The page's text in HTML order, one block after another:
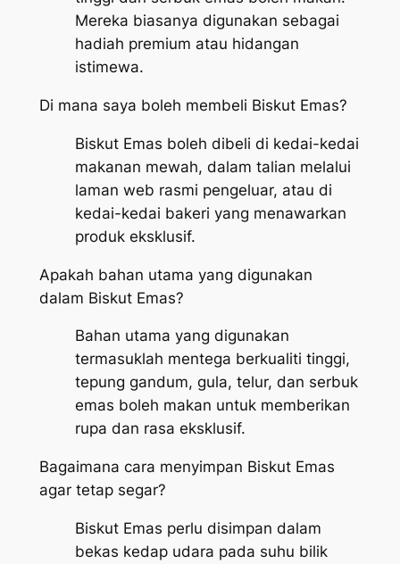
Mereka biasanya digunakan sebagai
hadiah premium atau hidangan
istimewa.
Di mana saya boleh membeli Biskut Emas?
Biskut Emas boleh dibeli di kedai-kedai
makanan mewah, dalam talian melalui
laman web rasmi pengeluar, atau di
kedai-kedai bakeri yang menawarkan
produk eksklusif.
Apakah bahan utama yang digunakan
dalam Biskut Emas?
Bahan utama yang digunakan
termasuklah mentega berkualiti tinggi,
tepung gandum, gula, telur, dan serbuk
emas boleh makan untuk memberikan
rupa dan rasa eksklusif.
Bagaimana cara menyimpan Biskut Emas
agar tetap segar?
Biskut Emas perlu disimpan dalam
bekas kedap udara pada suhu bilik